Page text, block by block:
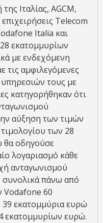
Ιταλίας, AGCM,
Telecom
Italia και
εκατομμυρίων
με ενδεχόμενη
τις αμφιλεγόμενες
τους με
κατηγορήθηκαν ότι
αύξηση των τιμών
των 28
θα οδηγούσε
λογαριασμό κάθε
ανταγωνισμού
πάνω από
Vodafone 60
εκατομμύρια ευρώ
εκατομμυρίων ευρώ.